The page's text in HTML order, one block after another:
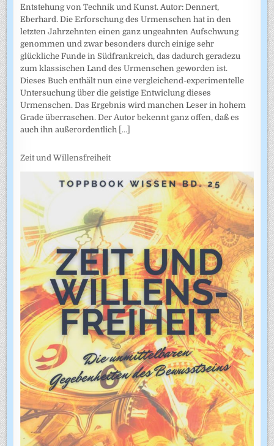
Entstehung von Technik und Kunst. Autor: Dennert,
Eberhard. Die Erforschung des Urmenschen hat in den
letzten Jahrzehnten einen ganz ungeahnten Aufschwung
genommen und zwar besonders durch einige sehr
glückliche Funde in Südfrankreich, das dadurch geradezu
zum klassischen Land des Urmenschen geworden ist.
Dieses Buch enthält nun eine vergleichend-experimentelle
Untersuchung über die geistige Entwiclung dieses
Urmenschen. Das Ergebnis wird manchen Leser in hohem
Grade überraschen. Der Autor bekennt ganz offen, daß es
auch ihn außerordentlich [...]
Zeit und Willensfreiheit